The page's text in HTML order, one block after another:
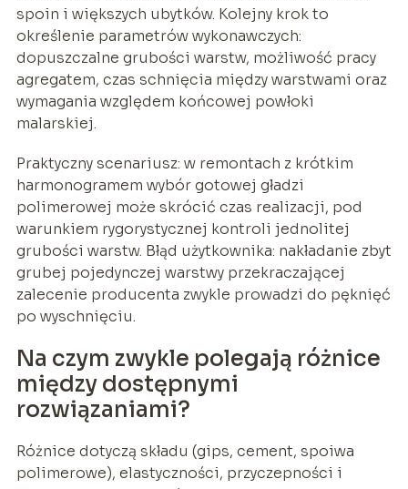
spoin i większych ubytków. Kolejny krok to
określenie parametrów wykonawczych:
dopuszczalne grubości warstw, możliwość pracy
agregatem, czas schnięcia między warstwami oraz
wymagania względem końcowej powłoki
malarskiej.
Praktyczny scenariusz: w remontach z krótkim
harmonogramem wybór gotowej gładzi
polimerowej może skrócić czas realizacji, pod
warunkiem rygorystycznej kontroli jednolitej
grubości warstw. Błąd użytkownika: nakładanie zbyt
grubej pojedynczej warstwy przekraczającej
zalecenie producenta zwykle prowadzi do pęknięć
po wyschnięciu.
Na czym zwykle polegają różnice
między dostępnymi
rozwiązaniami?
Różnice dotyczą składu (gips, cement, spoiwa
polimerowe), elastyczności, przyczepności i